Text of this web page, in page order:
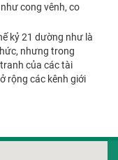
cong vênh, co
kỷ 21 dường như là
nhưng trong
của các tài
rộng các kênh giới